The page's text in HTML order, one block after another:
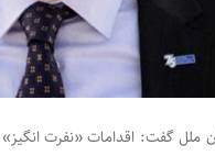
گفت: اقدامات «نفرت